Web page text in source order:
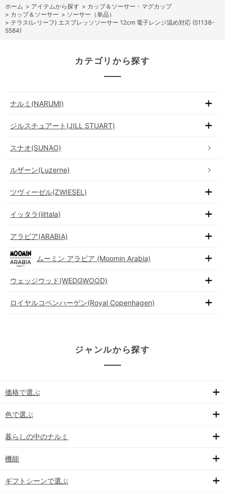
ホーム > アイテムから探す > カップ＆ソーサー・マグカップ
> カップ＆ソーサー > ソーサー（単品）
> テラス(レリーフ) エスプレッソソーサー 12cm 電子レンジ温め対応 (51138-
5584)
カテゴリから探す
ナルミ(NARUMI)
ジルスチュアート(JILL STUART)
スナオ(SUNAO)
ルザーン(Luzerne)
ツヴィーゼル(ZWIESEL)
イッタラ(iittala)
アラビア(ARABIA)
ムーミン アラビア (Moomin Arabia)
ウェッジウッド(WEDGWOOD)
ロイヤルコペンハーゲン(Royal Copenhagen)
ジャンルから探す
価格で選ぶ
色で選ぶ
暮らしの中のナルミ
機能
ギフトシーンで選ぶ